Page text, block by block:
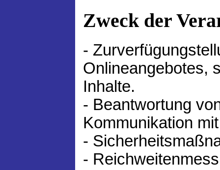
Zweck der
-
Onlineangebotes,
Inhalte.
- Beantwortung
Kommunikation
-
-